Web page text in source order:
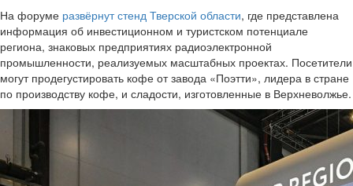
На форуме развёрнут стенд Тверской области, где представлена
информация об инвестиционном и туристском потенциале
региона, знаковых предприятиях радиоэлектронной
промышленности, реализуемых масштабных проектах. Посетители
могут продегустировать кофе от завода «Поэтти», лидера в стране
по производству кофе, и сладости, изготовленные в Верхневолжье.